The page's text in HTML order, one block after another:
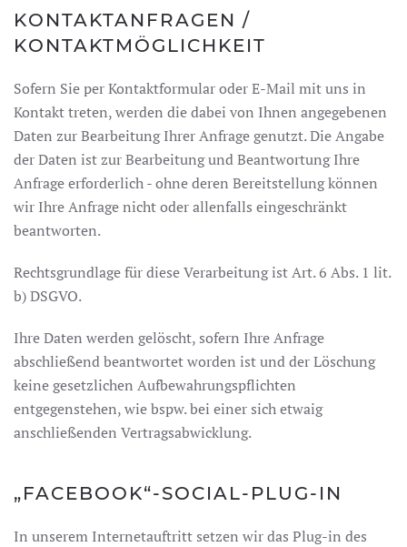
KONTAKTANFRAGEN /
KONTAKTMÖGLICHKEIT
Sofern Sie per Kontaktformular oder E-Mail mit uns in
Kontakt treten, werden die dabei von Ihnen angegebenen
Daten zur Bearbeitung Ihrer Anfrage genutzt. Die Angabe
der Daten ist zur Bearbeitung und Beantwortung Ihre
Anfrage erforderlich - ohne deren Bereitstellung können
wir Ihre Anfrage nicht oder allenfalls eingeschränkt
beantworten.
Rechtsgrundlage für diese Verarbeitung ist Art. 6 Abs. 1 lit.
b) DSGVO.
Ihre Daten werden gelöscht, sofern Ihre Anfrage
abschließend beantwortet worden ist und der Löschung
keine gesetzlichen Aufbewahrungspflichten
entgegenstehen, wie bspw. bei einer sich etwaig
anschließenden Vertragsabwicklung.
„FACEBOOK“-SOCIAL-PLUG-IN
In unserem Internetauftritt setzen wir das Plug-in des